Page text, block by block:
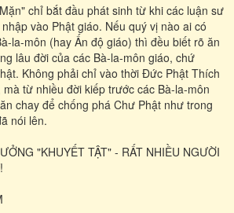
chỉ bắt đầu phát sinh từ khi các luận sư
vào Phật giáo. Nếu quý vị nào ai có
la-môn (hay Ấn độ giáo) thì đều biết rõ ăn
lâu đời của các Bà-la-môn giáo, chứ
Không phải chỉ vào thời Đức Phật Thích
từ nhiều đời kiếp trước các Bà-la-môn
chay để chống phá Chư Phật như trong
nói lên.
"KHUYẾT TẬT" - RẤT NHIỀU NGƯỜI